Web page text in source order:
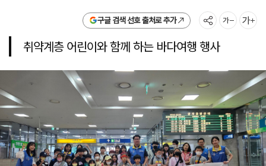
구글 검색 선호 출처로 추가
취약계층 어린이와 함께 하는 바다여행 행사